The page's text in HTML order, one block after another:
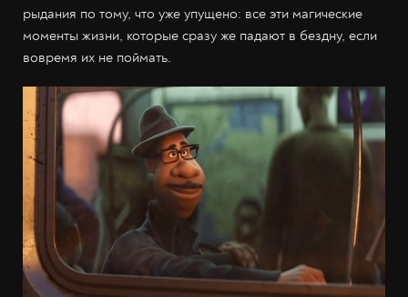
рыдания по тому, что уже упущено: все эти магические
моменты жизни, которые сразу же падают в бездну, если
вовремя их не поймать.